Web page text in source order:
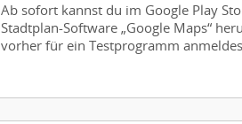
Ab sofort kannst du im Google Play
Stadtplan-Software „Google Maps“
vorher für ein Testprogramm